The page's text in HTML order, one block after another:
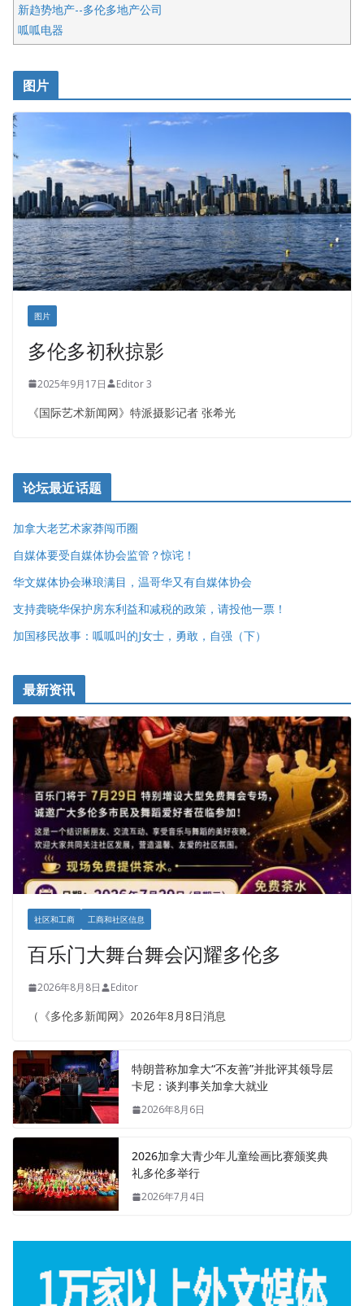
新趋势地产--多伦多地产公司
呱呱电器
开明车行KS CAR SALES & SERVICE
皇后金融集团
铁木尔商业注册服务
图片
图片
多伦多初秋掠影
2025年9月17日 Editor 3
《国际艺术新闻网》特派摄影记者 张希光
论坛最近话题
加拿大老艺术家莽闯币圈
自媒体要受自媒体协会监管？惊诧！
华文媒体协会琳琅满目，温哥华又有自媒体协会
支持龚晓华保护房东利益和减税的政策，请投他一票！
加国移民故事：呱呱叫的J女士，勇敢，自强（下）
最新资讯
社区和工商 工商和社区信息
百乐门大舞台舞会闪耀多伦多
2026年8月8日 Editor
（《多伦多新闻网》2026年8月8日消息
特朗普称加拿大“不友善”并批评其领导层
卡尼：谈判事关加拿大就业
2026年8月6日
2026加拿大青少年儿童绘画比赛颁奖典
礼多伦多举行
2026年7月4日